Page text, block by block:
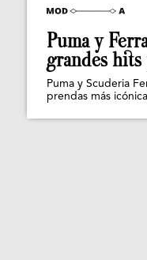
Puma y
grandes hits
Puma y Scuderia
prendas más